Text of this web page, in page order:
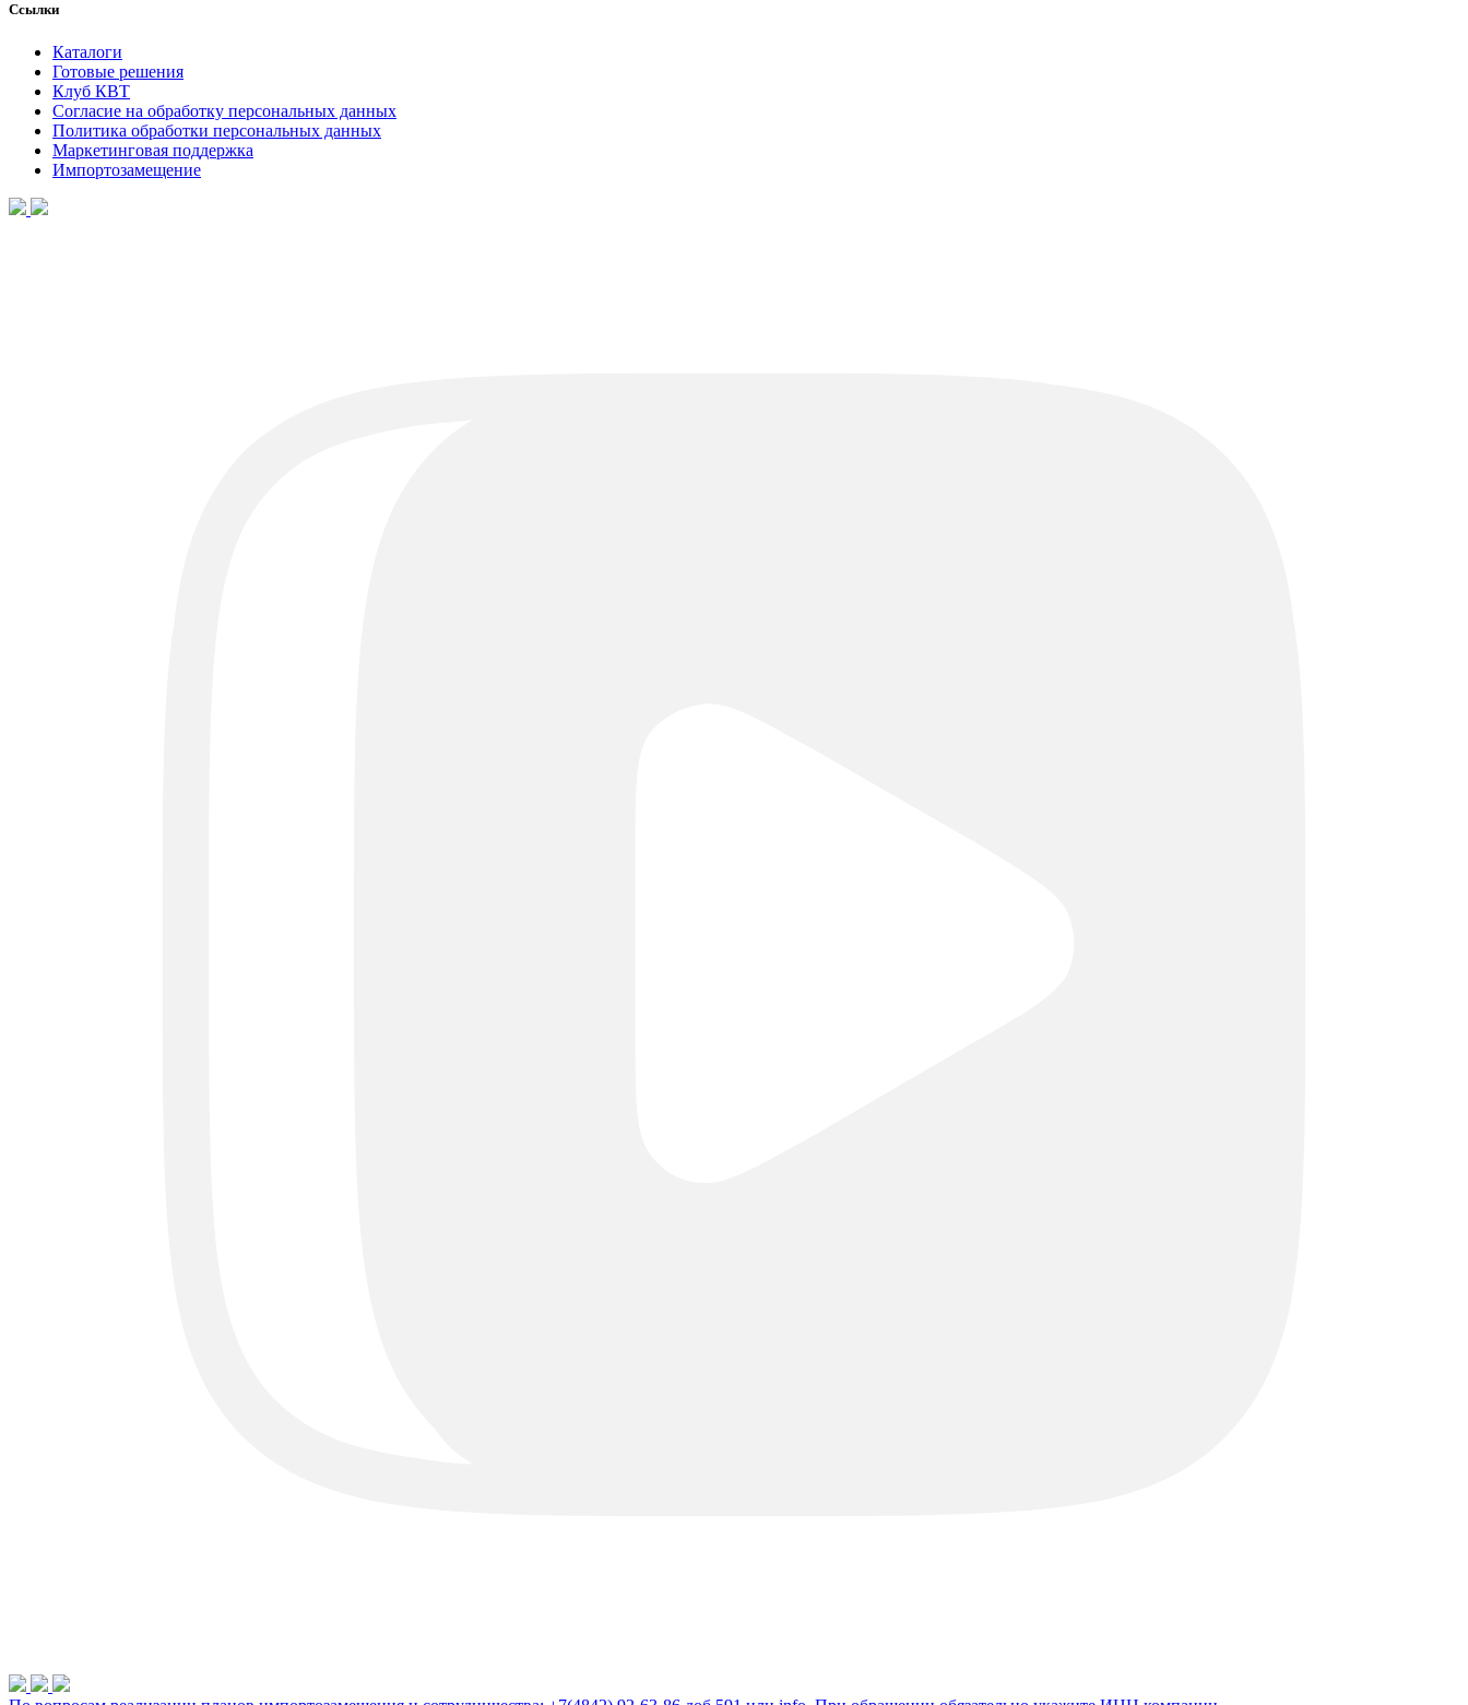
Ссылки
Каталоги
Готовые решения
Клуб КВТ
Согласие на обработку персональных данных
Политика обработки персональных данных
Маркетинговая поддержка
Импортозамещение